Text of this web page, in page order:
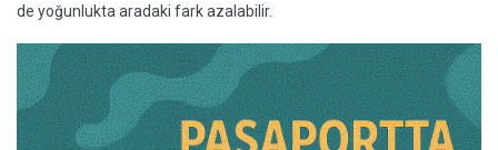
de yoğunlukta aradaki fark azalabilir.